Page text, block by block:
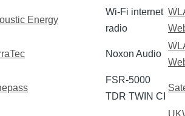
Energy
Wi-Fi internet
radio
Noxon Audio
FSR-5000
TDR TWIN CI